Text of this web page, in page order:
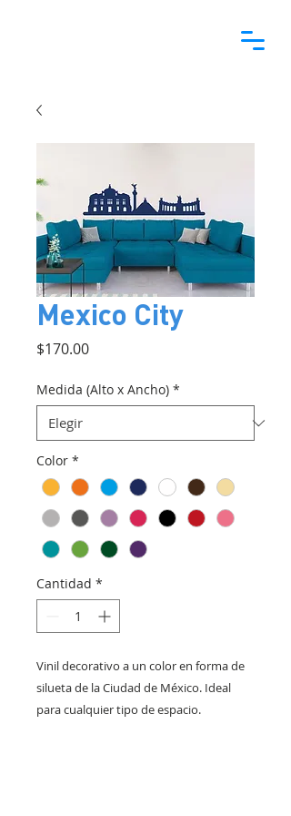
Mexico City
$170.00Precio
Medida (Alto x Ancho) *
Color *
Cantidad *
Vinil decorativo a un color en forma de
silueta de la Ciudad de México. Ideal
para cualquier tipo de espacio.